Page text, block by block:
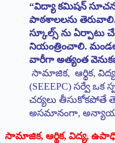
“విద్యా కమిషన్ సూచన
పాఠశాలలను
స్కూల్స్ ను ఏర్పాటు
నియంత్రించాలి.
వారీగా అత్యంత
సామాజిక, ఆర్థిక,
(SEEEPC) సర్వే ఒక
చర్యలు తీసుకోకపోతే
అసమానంగా,
సామాజిక, ఆర్థిక, విద్య,